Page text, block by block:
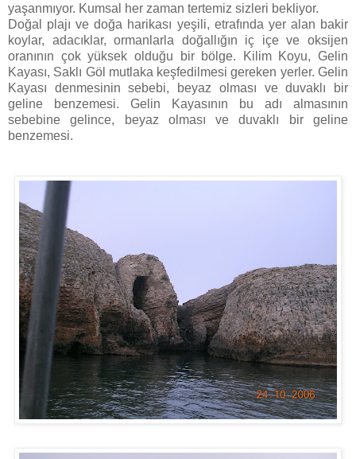
yaşanmıyor. Kumsal her zaman tertemiz sizleri bekliyor.
Doğal plajı ve doğa harikası yeşili, etrafında yer alan bakir
koylar, adacıklar, ormanlarla doğallığın iç içe ve oksijen
oranının çok yüksek olduğu bir bölge. Kilim Koyu, Gelin
Kayası, Saklı Göl mutlaka keşfedilmesi gereken yerler. Gelin
Kayası denmesinin sebebi, beyaz olması ve duvaklı bir
geline benzemesi. Gelin Kayasının bu adı almasının
sebebine gelince, beyaz olması ve duvaklı bir geline
benzemesi.